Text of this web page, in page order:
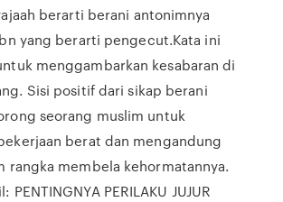
berarti berani antonimnya
yang berarti pengecut.Kata ini
menggambarkan kesabaran di
Sisi positif dari sikap berani
seorang muslim untuk
berat dan mengandung
rangka membela kehormatannya.
PERILAKU JUJUR